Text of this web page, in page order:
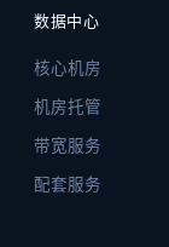
数据中心
核心机房
机房托管
带宽服务
配套服务